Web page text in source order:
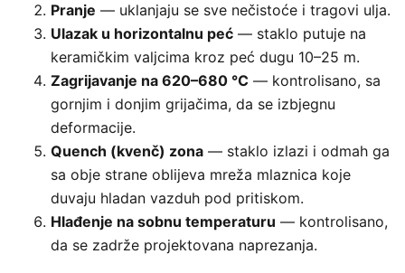
Pranje — uklanjaju se sve nečistoće i tragovi ulja.
Ulazak u horizontalnu peć — staklo putuje na
keramičkim valjcima kroz peć dugu 10–25 m.
Zagrijavanje na 620–680 °C — kontrolisano, sa
gornjim i donjim grijačima, da se izbjegnu
deformacije.
Quench (kvenč) zona — staklo izlazi i odmah ga
sa obje strane oblijeva mreža mlaznica koje
duvaju hladan vazduh pod pritiskom.
Hlađenje na sobnu temperaturu — kontrolisano,
da se zadrže projektovana naprezanja.